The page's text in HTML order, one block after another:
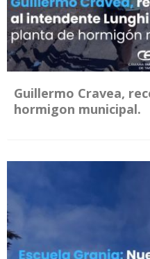
Guillermo Cravea,
hormigon municipal.